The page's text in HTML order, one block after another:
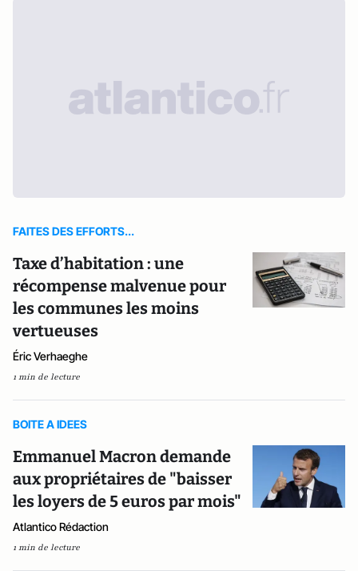
FAITES DES EFFORTS...
Taxe d’habitation : une
récompense malvenue pour
les communes les moins
vertueuses
Éric Verhaeghe
1 min de lecture
BOITE A IDEES
Emmanuel Macron demande
aux propriétaires de "baisser
les loyers de 5 euros par mois"
Atlantico Rédaction
1 min de lecture